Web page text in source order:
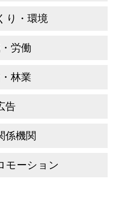
り・環境
労働
林業
告
係機関
モーション